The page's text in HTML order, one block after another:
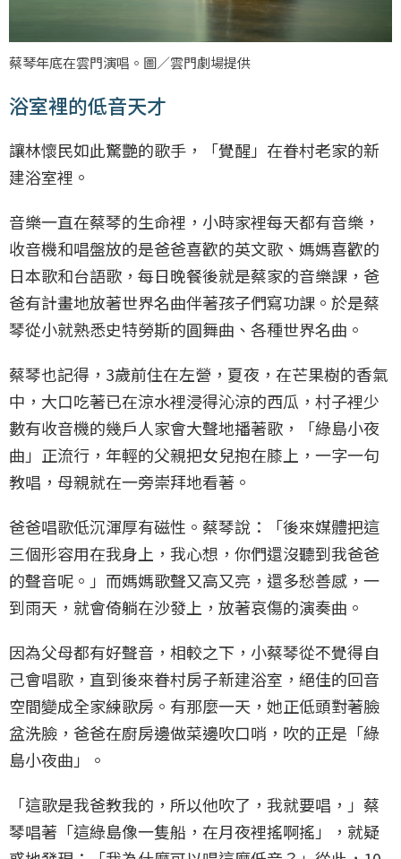
蔡琴年底在雲門演唱。圖／雲門劇場提供
浴室裡的低音天才
讓林懷民如此驚艷的歌手，「覺醒」在眷村老家的新
建浴室裡。
音樂一直在蔡琴的生命裡，小時家裡每天都有音樂，
收音機和唱盤放的是爸爸喜歡的英文歌、媽媽喜歡的
日本歌和台語歌，每日晚餐後就是蔡家的音樂課，爸
爸有計畫地放著世界名曲伴著孩子們寫功課。於是蔡
琴從小就熟悉史特勞斯的圓舞曲、各種世界名曲。
蔡琴也記得，3歲前住在左營，夏夜，在芒果樹的香氣
中，大口吃著已在涼水裡浸得沁涼的西瓜，村子裡少
數有收音機的幾戶人家會大聲地播著歌，「綠島小夜
曲」正流行，年輕的父親把女兒抱在膝上，一字一句
教唱，母親就在一旁崇拜地看著。
爸爸唱歌低沉渾厚有磁性。蔡琴說：「後來媒體把這
三個形容用在我身上，我心想，你們還沒聽到我爸爸
的聲音呢。」而媽媽歌聲又高又亮，還多愁善感，一
到雨天，就會倚躺在沙發上，放著哀傷的演奏曲。
因為父母都有好聲音，相較之下，小蔡琴從不覺得自
己會唱歌，直到後來眷村房子新建浴室，絕佳的回音
空間變成全家練歌房。有那麼一天，她正低頭對著臉
盆洗臉，爸爸在廚房邊做菜邊吹口哨，吹的正是「綠
島小夜曲」。
「這歌是我爸教我的，所以他吹了，我就要唱，」蔡
琴唱著「這綠島像一隻船，在月夜裡搖啊搖」，就疑